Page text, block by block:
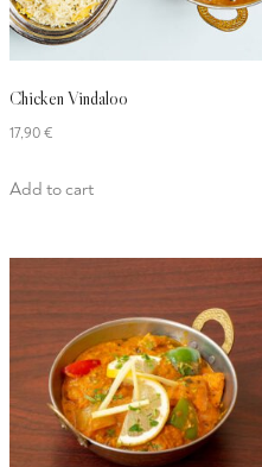
Chicken Vindaloo
17,90€
Add to cart